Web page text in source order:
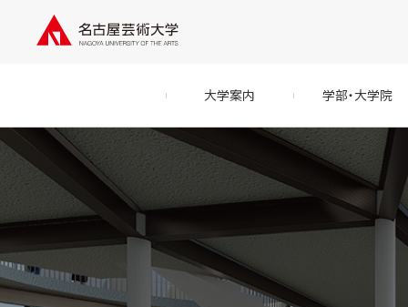
大学案内 学部・大学院